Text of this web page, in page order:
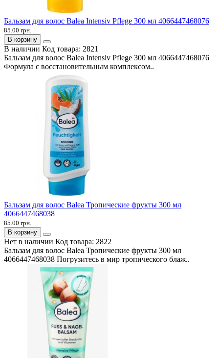
Бальзам для волос Balea Intensiv Pflege 300 мл 4066447468076
85.00 грн.
В корзину
В наличии Код товара: 2821
Бальзам для волос Balea Intensiv Pflege 300 мл 4066447468076
Формула с восстановительным комплексом..
Бальзам для волос Balea Тропические фрукты 300 мл
4066447468038
85.00 грн.
В корзину
Нет в наличии Код товара: 2822
Бальзам для волос Balea Тропические фрукты 300 мл
4066447468038 Погрузитесь в мир тропического блаж..